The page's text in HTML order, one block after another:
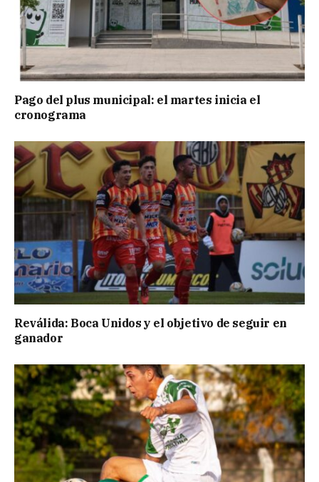
Pago del plus municipal: el martes inicia el
cronograma
Reválida: Boca Unidos y el objetivo de seguir en
ganador